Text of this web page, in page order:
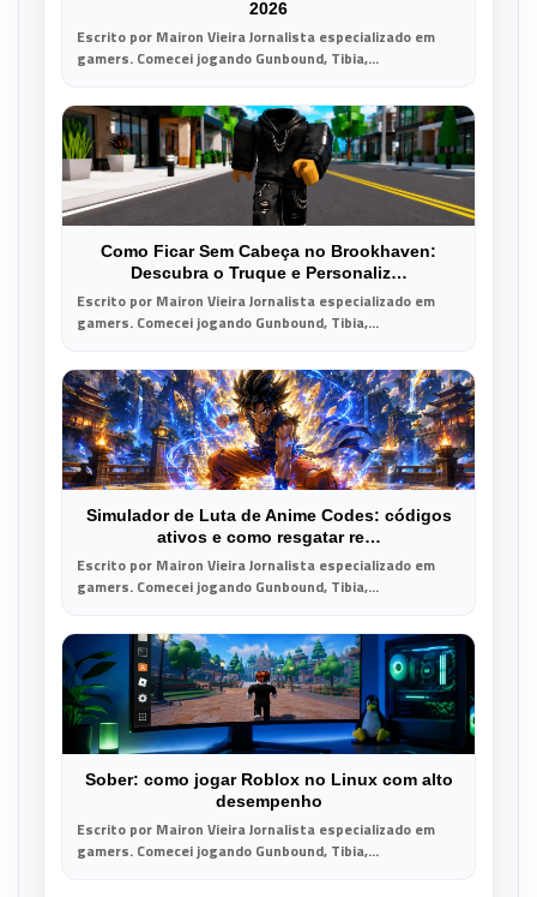
2026
Escrito por Mairon Vieira Jornalista especializado em
gamers. Comecei jogando Gunbound, Tibia,...
Como Ficar Sem Cabeça no Brookhaven:
Descubra o Truque e Personaliz…
Escrito por Mairon Vieira Jornalista especializado em
gamers. Comecei jogando Gunbound, Tibia,...
Simulador de Luta de Anime Codes: códigos
ativos e como resgatar re…
Escrito por Mairon Vieira Jornalista especializado em
gamers. Comecei jogando Gunbound, Tibia,...
Sober: como jogar Roblox no Linux com alto
desempenho
Escrito por Mairon Vieira Jornalista especializado em
gamers. Comecei jogando Gunbound, Tibia,...